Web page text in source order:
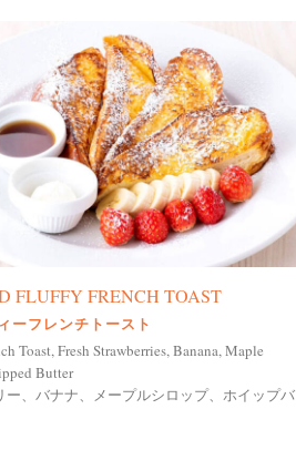
FLUFFY FRENCH TOAST
ーフレンチトースト
Toast, Fresh Strawberries, Banana, Maple
Butter
ー、バナナ、メープルシロップ、ホイップバ